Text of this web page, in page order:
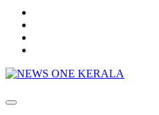
Primary